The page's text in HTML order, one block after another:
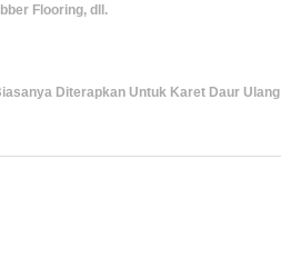
Flooring, dll.
Diterapkan Untuk Karet Daur Ulang